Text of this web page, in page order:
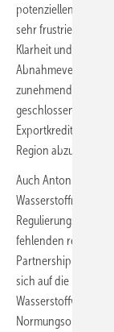
potenziellen
sehr frustriert von
Klarheit und der
zunehmend nach
geschlossen
Region abzusichern.
Auch Antoni sieht
Wasserstoffmarkt
Regulierungsfrage.
fehlenden
Partnership for
sich auf die Fahnen